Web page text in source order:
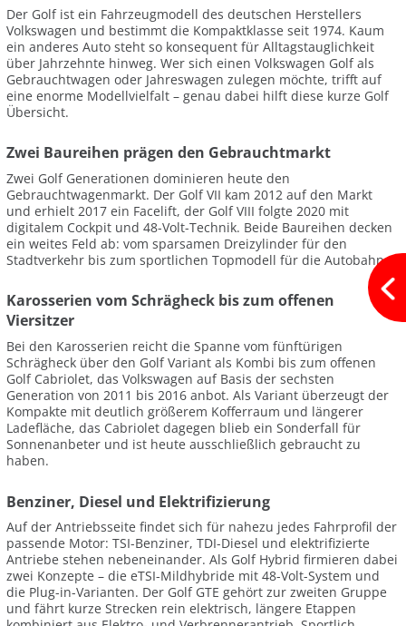
Der Golf ist ein Fahrzeugmodell des deutschen Herstellers
Volkswagen und bestimmt die Kompaktklasse seit 1974. Kaum
ein anderes Auto steht so konsequent für Alltagstauglichkeit
über Jahrzehnte hinweg. Wer sich einen Volkswagen Golf als
Gebrauchtwagen oder Jahreswagen zulegen möchte, trifft auf
eine enorme Modellvielfalt – genau dabei hilft diese kurze Golf
Übersicht.
Zwei Baureihen prägen den Gebrauchtmarkt
Zwei Golf Generationen dominieren heute den
Gebrauchtwagenmarkt. Der Golf VII kam 2012 auf den Markt
und erhielt 2017 ein Facelift, der Golf VIII folgte 2020 mit
digitalem Cockpit und 48-Volt-Technik. Beide Baureihen decken
ein weites Feld ab: vom sparsamen Dreizylinder für den
Stadtverkehr bis zum sportlichen Topmodell für die Autobahn.
Karosserien vom Schrägheck bis zum offenen
Viersitzer
Bei den Karosserien reicht die Spanne vom fünftürigen
Schrägheck über den Golf Variant als Kombi bis zum offenen
Golf Cabriolet, das Volkswagen auf Basis der sechsten
Generation von 2011 bis 2016 anbot. Als Variant überzeugt der
Kompakte mit deutlich größerem Kofferraum und längerer
Ladefläche, das Cabriolet dagegen blieb ein Sonderfall für
Sonnenanbeter und ist heute ausschließlich gebraucht zu
haben.
Benziner, Diesel und Elektrifizierung
Auf der Antriebsseite findet sich für nahezu jedes Fahrprofil der
passende Motor: TSI-Benziner, TDI-Diesel und elektrifizierte
Antriebe stehen nebeneinander. Als Golf Hybrid firmieren dabei
zwei Konzepte – die eTSI-Mildhybride mit 48-Volt-System und
die Plug-in-Varianten. Der Golf GTE gehört zur zweiten Gruppe
und fährt kurze Strecken rein elektrisch, längere Etappen